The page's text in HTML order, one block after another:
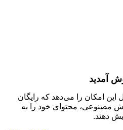
آمدید
این امکان را می‌دهد که رایگان
مصنوعی، محتوای خود را به
دهند.